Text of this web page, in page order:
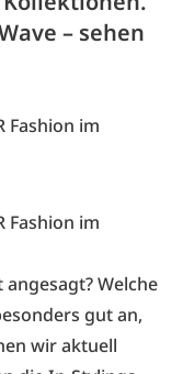
– sehen
Fashion im
Fashion im
Welche
gut an,
wir aktuell